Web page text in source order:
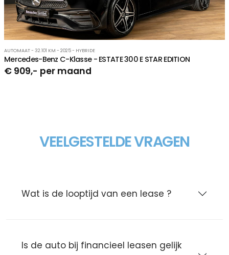
AUTOMAAT - 32.101 KM - 2025 - HYBRIDE
Mercedes-Benz C-Klasse - ESTATE 300 E STAR EDITION
€ 909,- per maand
VEELGESTELDE VRAGEN
Wat is de looptijd van een lease ?
Is de auto bij financieel leasen gelijk